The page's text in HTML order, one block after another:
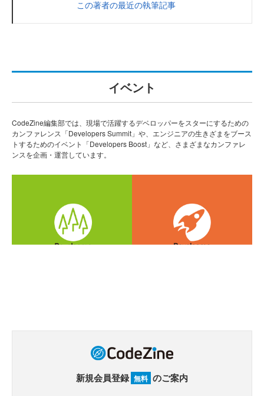
この著者の最近の執筆記事
イベント
CodeZine編集部では、現場で活躍するデベロッパーをスターにするための
カンファレンス「Developers Summit」や、エンジニアの生きざまをブース
トするためのイベント「Developers Boost」など、さまざまなカンファレ
ンスを企画・運営しています。
新規会員登録 無料 のご案内